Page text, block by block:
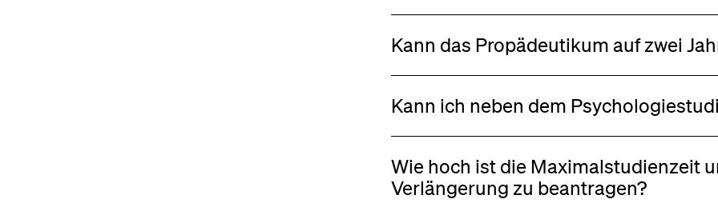
Kann das Propädeutikum auf zwei
Kann ich neben dem
Wie hoch ist die Maximalstudienzeit
Verlängerung zu beantragen?